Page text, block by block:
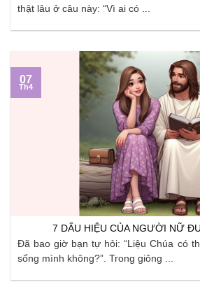
thật lâu ở câu này: “Vì ai có ...
7 DẤU HIỆU CỦA NGƯỜI NỮ
Đã bao giờ bạn tự hỏi: “Liệu Chúa có
sống mình không?”. Trong giông ...
07
Th4